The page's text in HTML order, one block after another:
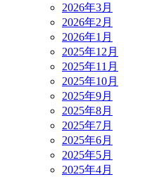
2026年3月
2026年2月
2026年1月
2025年12月
2025年11月
2025年10月
2025年9月
2025年8月
2025年7月
2025年6月
2025年5月
2025年4月